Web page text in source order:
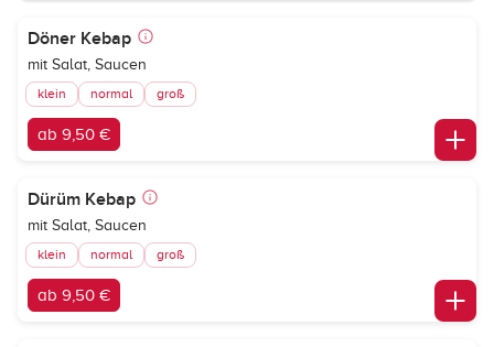
Döner Kebap
mit Salat, Saucen
klein normal groß
ab 9,50 €
Dürüm Kebap
mit Salat, Saucen
klein normal groß
ab 9,50 €